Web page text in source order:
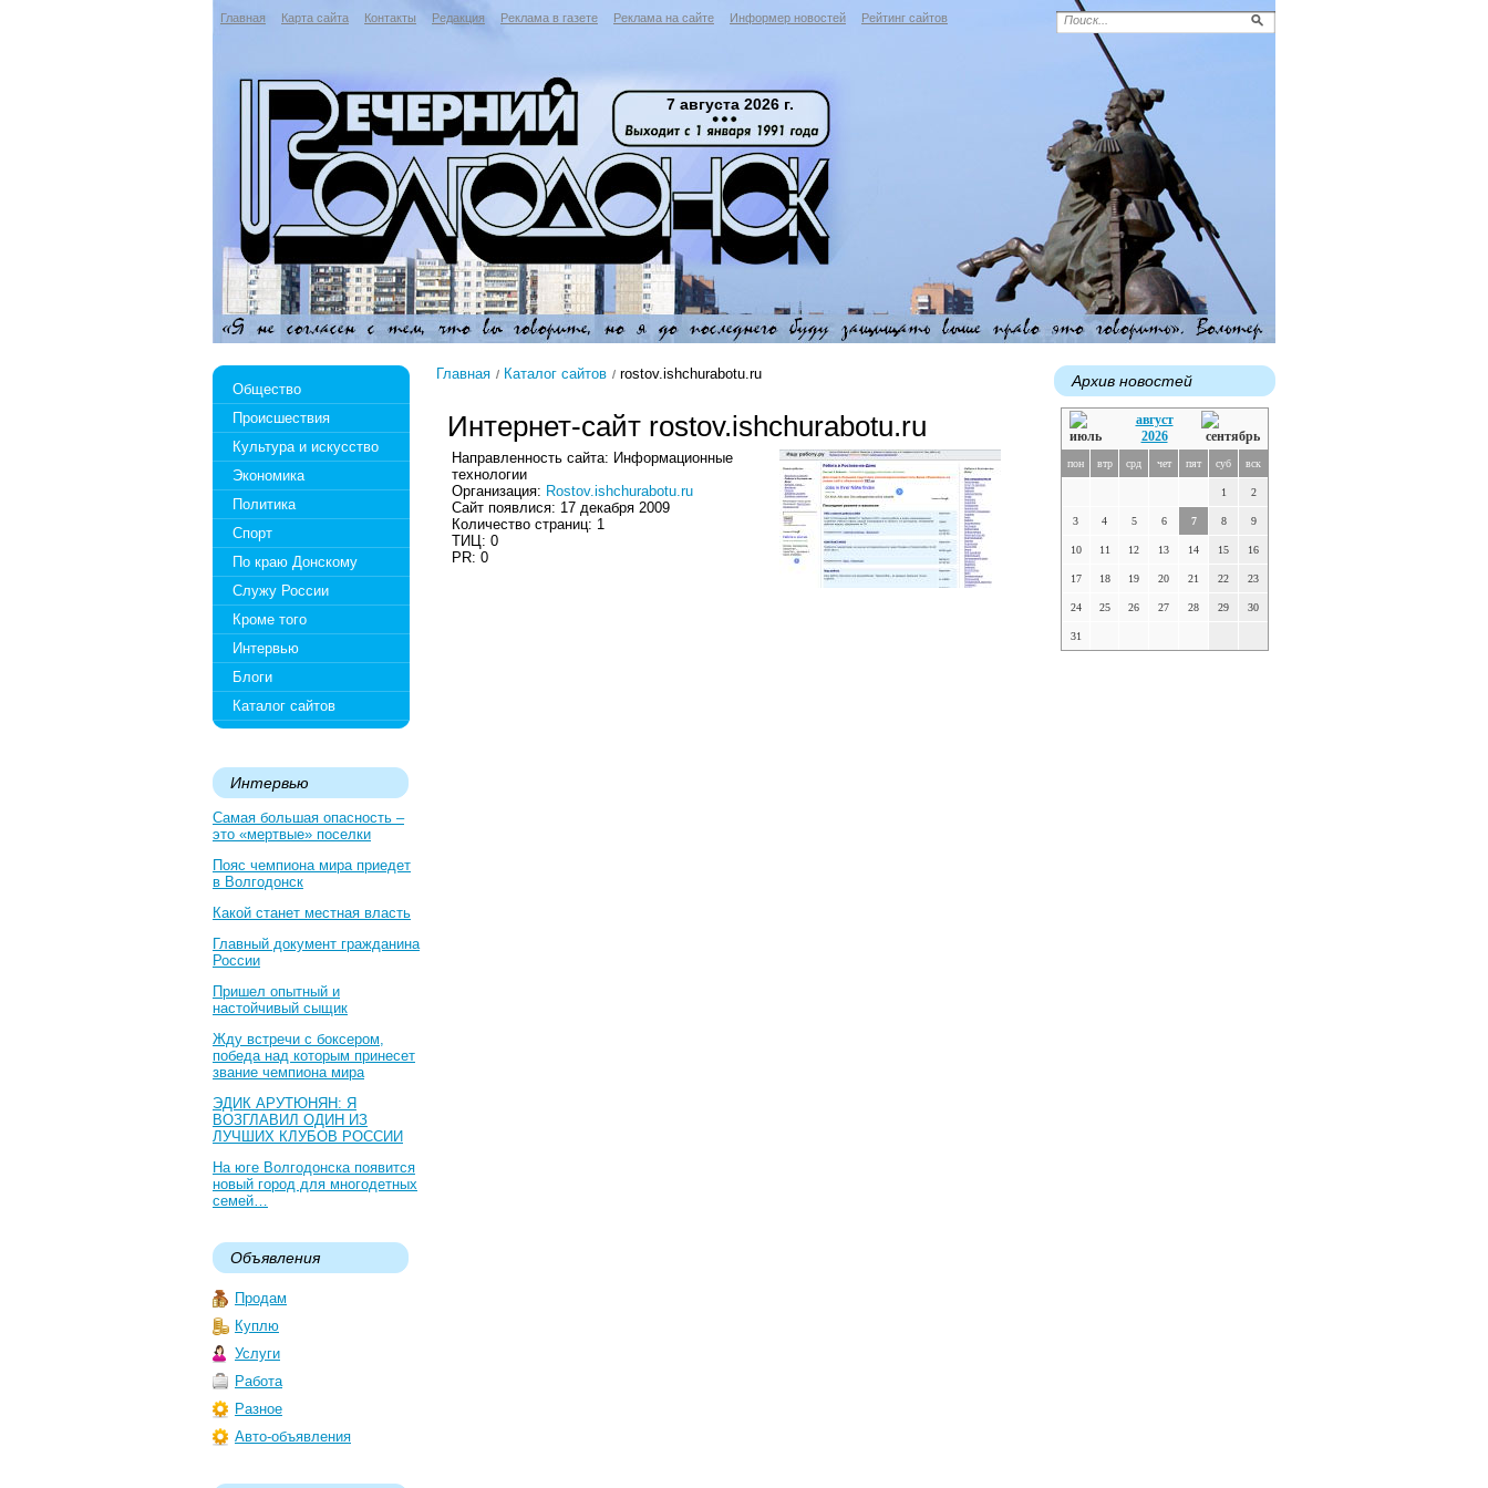
Главная Карта сайта Контакты Редакция Реклама в газете Реклама на сайте Информер новостей Рейтинг сайтов
7 августа 2026 г.
Общество
Происшествия
Культура и искусство
Экономика
Политика
Спорт
По краю Донскому
Служу России
Кроме того
Интервью
Блоги
Каталог сайтов
Интервью
Самая большая опасность –
это «мертвые» поселки
Пояс чемпиона мира приедет
в Волгодонск
Какой станет местная власть
Главный документ гражданина
России
Пришел опытный и
настойчивый сыщик
Жду встречи с боксером,
победа над которым принесет
звание чемпиона мира
ЭДИК АРУТЮНЯН: Я
ВОЗГЛАВИЛ ОДИН ИЗ
ЛУЧШИХ КЛУБОВ РОССИИ
На юге Волгодонска появится
новый город для многодетных
семей…
Объявления
Продам
Куплю
Услуги
Работа
Разное
Авто-объявления
Главная Каталог сайтов rostov.ishchurabotu.ru
Интернет-сайт rostov.ishchurabotu.ru
Направленность сайта: Информационные
технологии
Организация: Rostov.ishchurabotu.ru
Сайт появлися: 17 декабря 2009
Количество страниц: 1
ТИЦ: 0
PR: 0
Архив новостей
август
2026
пон втр срд чет пят суб вск
1 2
3 4 5 6 7 8 9
10 11 12 13 14 15 16
17 18 19 20 21 22 23
24 25 26 27 28 29 30
31